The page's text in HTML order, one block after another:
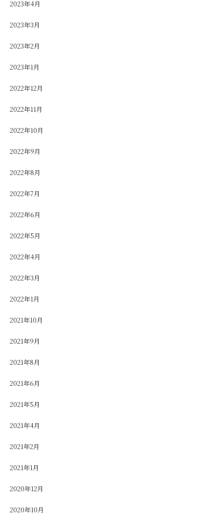
2023年4月
2023年3月
2023年2月
2023年1月
2022年12月
2022年11月
2022年10月
2022年9月
2022年8月
2022年7月
2022年6月
2022年5月
2022年4月
2022年3月
2022年1月
2021年10月
2021年9月
2021年8月
2021年6月
2021年5月
2021年4月
2021年2月
2021年1月
2020年12月
2020年10月